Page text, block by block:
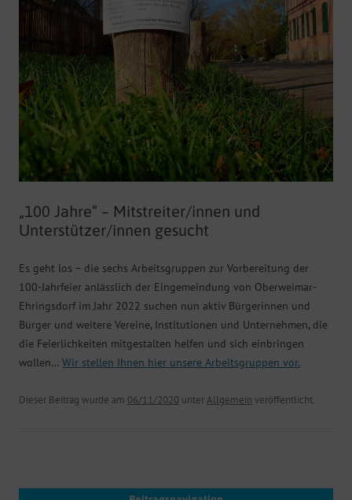
„100 Jahre“ – Mitstreiter/innen und
Unterstützer/innen gesucht
Es geht los – die sechs Arbeitsgruppen zur Vorbereitung der
100-Jahrfeier anlässlich der Eingemeindung von Oberweimar-
Ehringsdorf im Jahr 2022 suchen nun aktiv Bürgerinnen und
Bürger und weitere Vereine, Institutionen und Unternehmen, die
die Feierlichkeiten mitgestalten helfen und sich einbringen
wollen… Wir stellen Ihnen hier unsere Arbeitsgruppen vor.
Dieser Beitrag wurde am 06/11/2020 unterAllgemein veröffentlicht.